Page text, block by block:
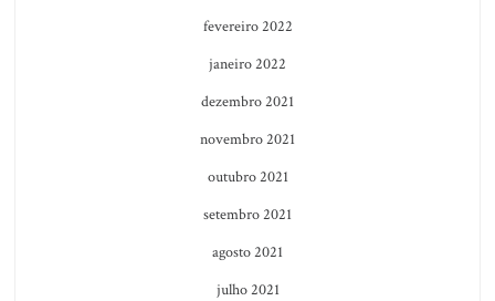
fevereiro 2022
janeiro 2022
dezembro 2021
novembro 2021
outubro 2021
setembro 2021
agosto 2021
julho 2021